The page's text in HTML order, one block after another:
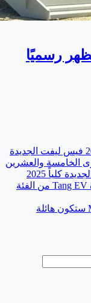
رسميًا
كلياً 2025
كشفت شركة BYD النقاب عن سيارة Tang EV من الفئة